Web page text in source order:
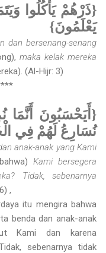
{ذَرْهُمْ يَأْكُلُوا
يَعْلَمُونَ}
dan bersenang-senang
maka kelak mereka
(Al-Hijr: 3)
{أَيَحْسَبُونَ أَنَّمَا
نُسَارِعُ لَهُمْ فِي
anak-anak yang Kami
Kami bersegera
Tidak, sebenarnya
,
itu mengira bahwa
benda dan anak-anak
Kami dan karena
sebenarnya tidak